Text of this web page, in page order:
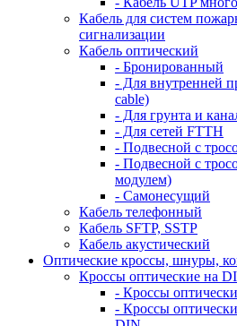
Кабель для систем
сигнализации
Кабель оптический
- Бронированный
- Для внутренней
cable)
- Для грунта и
- Для сетей FTTH
- Подвесной с
- Подвесной с
модулем)
- Самонесущий
Кабель телефонный
Кабель SFTP, SSTP
Кабель акустический
Оптические кроссы, шнуры,
Кроссы оптические на
- Кроссы
- Кроссы